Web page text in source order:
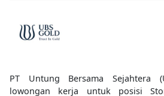
PT Untung Bersama Sejahtera
lowongan kerja untuk posisi